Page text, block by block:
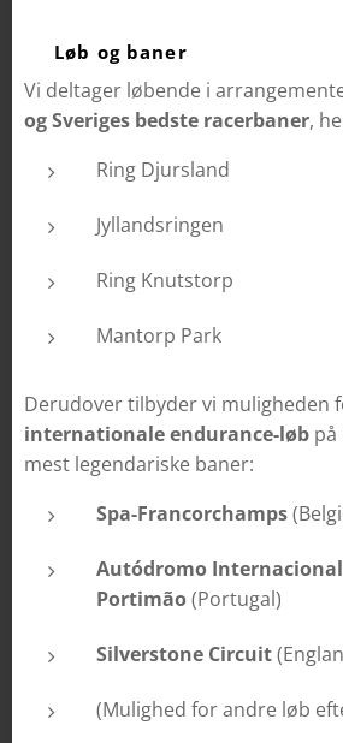
🏆 Løb og baner
Vi deltager løbende i
og Sveriges bedste racerbaner,
Ring Djursland 🇩🇰
Jyllandsringen 🇩🇰
Ring Knutstorp 🇸🇪
Mantorp Park 🇸🇪
Derudover tilbyder vi muligheden
internationale endurance-løb på
mest legendariske baner:
Spa-Francorchamps
Autódromo
Portimão(Portugal)
Silverstone Circuit
(Mulighed for andre løb